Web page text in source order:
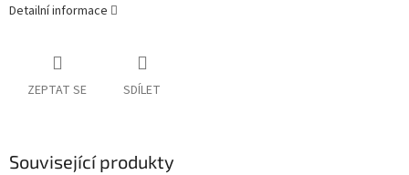
Detailní informace
ZEPTAT SE SDÍLET
Související produkty